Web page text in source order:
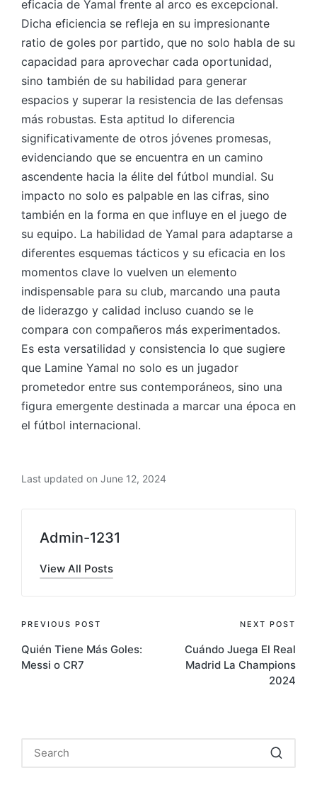
eficacia de Yamal frente al arco es excepcional.
Dicha eficiencia se refleja en su impresionante
ratio de goles por partido, que no solo habla de su
capacidad para aprovechar cada oportunidad,
sino también de su habilidad para generar
espacios y superar la resistencia de las defensas
más robustas. Esta aptitud lo diferencia
significativamente de otros jóvenes promesas,
evidenciando que se encuentra en un camino
ascendente hacia la élite del fútbol mundial. Su
impacto no solo es palpable en las cifras, sino
también en la forma en que influye en el juego de
su equipo. La habilidad de Yamal para adaptarse a
diferentes esquemas tácticos y su eficacia en los
momentos clave lo vuelven un elemento
indispensable para su club, marcando una pauta
de liderazgo y calidad incluso cuando se le
compara con compañeros más experimentados.
Es esta versatilidad y consistencia lo que sugiere
que Lamine Yamal no solo es un jugador
prometedor entre sus contemporáneos, sino una
figura emergente destinada a marcar una época en
el fútbol internacional.
Last updated on June 12, 2024
Admin-1231
View All Posts
Post
navigation
PREVIOUS POST
Quién Tiene Más Goles:
Messi o CR7
NEXT POST
Cuándo Juega El Real
Madrid La Champions
2024